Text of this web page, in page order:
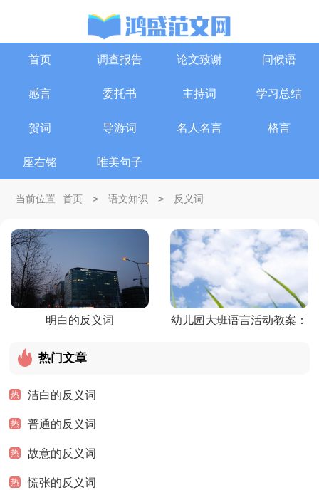
首页 调查报告 论文致谢 问候语
感言 委托书 主持词 学习总结
贺词 导游词 名人名言 格言
座右铭 唯美句子
当前位置 首页 > 语文知识 > 反义词
明白的反义词
幼儿园大班语言活动教案：
热门文章
热 洁白的反义词
热 普通的反义词
热 故意的反义词
热 慌张的反义词